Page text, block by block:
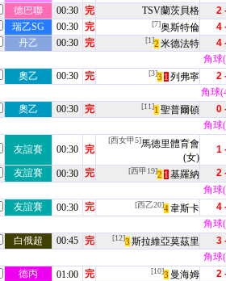
德巴聯
00:30 完 TSV蘭茨貝格
2
瑞乙SG
00:30 完 [7]奥斯特倫
4
丹乙
00:30 完 [1]2 米德法特
4
角球
奧乙
00:30 完 [3]3 1 列弗寧
2
角球
奧乙
00:30 完 [11]1 聖普爾頓
0
角球
友誼賽 00:30 完
[西女甲5]馬德里體育會
(女)
1
友誼賽 00:30 完 [西甲19]2 1 基羅納
2
角球
友誼賽
00:30 完 [西乙20]4韋斯卡
4
角球
白俄超
00:45 完 [12]3 斯拉維亞莫茲里
3
角球
德丙
01:00 完 [10]3 曼海姆
2